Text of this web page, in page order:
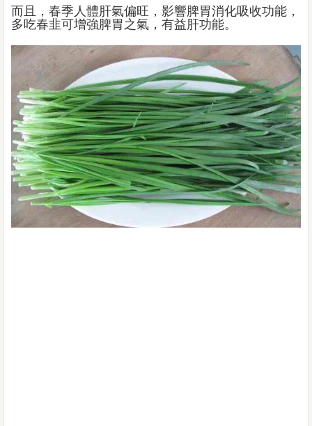
而且，春季人體肝氣偏旺，影響脾胃消化吸收功能，
多吃春韭可增強脾胃之氣，有益肝功能。